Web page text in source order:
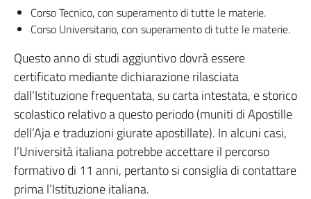
Corso Tecnico, con superamento di tutte le materie.
Corso Universitario, con superamento di tutte le materie.
Questo anno di studi aggiuntivo dovrà essere
certificato mediante dichiarazione rilasciata
dall’Istituzione frequentata, su carta intestata, e storico
scolastico relativo a questo periodo (muniti di Apostille
dell’Aja e traduzioni giurate apostillate). In alcuni casi,
l’Università italiana potrebbe accettare il percorso
formativo di 11 anni, pertanto si consiglia di contattare
prima l’Istituzione italiana.